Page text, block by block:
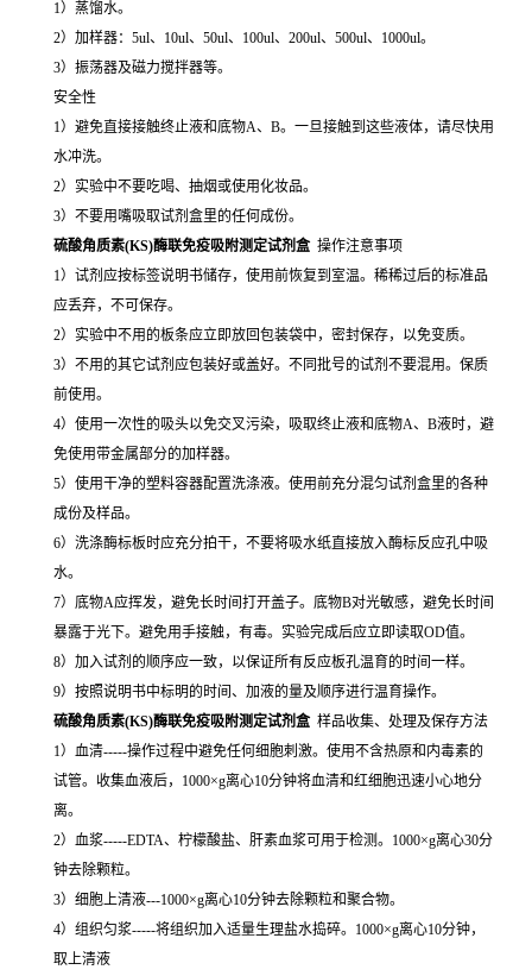
1）蒸馏水。
2）加样器：5ul、10ul、50ul、100ul、200ul、500ul、1000ul。
3）振荡器及磁力搅拌器等。
安全性
1）避免直接接触终止液和底物A、B。一旦接触到这些液体，请尽快用
水冲洗。
2）实验中不要吃喝、抽烟或使用化妆品。
3）不要用嘴吸取试剂盒里的任何成份。
硫酸角质素(KS)酶联免疫吸附测定试剂盒 操作注意事项
1）试剂应按标签说明书储存，使用前恢复到室温。稀稀过后的标准品
应丢弃，不可保存。
2）实验中不用的板条应立即放回包装袋中，密封保存，以免变质。
3）不用的其它试剂应包装好或盖好。不同批号的试剂不要混用。保质
前使用。
4）使用一次性的吸头以免交叉污染，吸取终止液和底物A、B液时，避
免使用带金属部分的加样器。
5）使用干净的塑料容器配置洗涤液。使用前充分混匀试剂盒里的各种
成份及样品。
6）洗涤酶标板时应充分拍干，不要将吸水纸直接放入酶标反应孔中吸
水。
7）底物A应挥发，避免长时间打开盖子。底物B对光敏感，避免长时间
暴露于光下。避免用手接触，有毒。实验完成后应立即读取OD值。
8）加入试剂的顺序应一致，以保证所有反应板孔温育的时间一样。
9）按照说明书中标明的时间、加液的量及顺序进行温育操作。
硫酸角质素(KS)酶联免疫吸附测定试剂盒 样品收集、处理及保存方法
1）血清-----操作过程中避免任何细胞刺激。使用不含热原和内毒素的
试管。收集血液后，1000×g离心10分钟将血清和红细胞迅速小心地分
离。
2）血浆-----EDTA、柠檬酸盐、肝素血浆可用于检测。1000×g离心30分
钟去除颗粒。
3）细胞上清液---1000×g离心10分钟去除颗粒和聚合物。
4）组织匀浆-----将组织加入适量生理盐水捣碎。1000×g离心10分钟，
取上清液